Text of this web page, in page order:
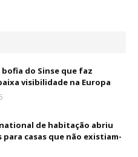
do Sinse que faz
visibilidade na Europa
de habitação abriu
casas que não existiam-